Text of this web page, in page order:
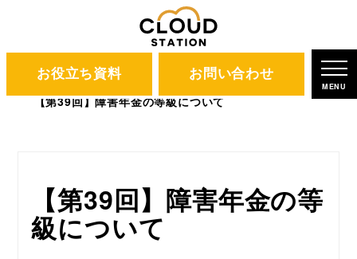
お役立ち資料 お問い合わせ
MENU
CLOUD STATION
ブログ
【第39回】障害年金の等級について
【第39回】障害年金の等
級について